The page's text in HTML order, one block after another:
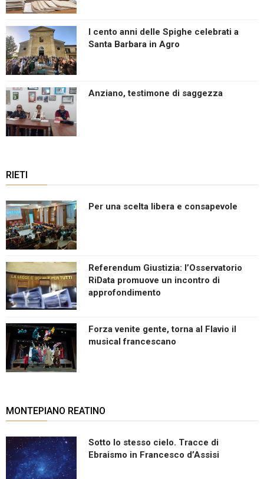
I cento anni delle Spighe celebrati a
Santa Barbara in Agro
Anziano, testimone di saggezza
RIETI
Per una scelta libera e consapevole
Referendum Giustizia: l’Osservatorio
RiData promuove un incontro di
approfondimento
Forza venite gente, torna al Flavio il
musical francescano
MONTEPIANO REATINO
Sotto lo stesso cielo. Tracce di
Ebraismo in Francesco d’Assisi